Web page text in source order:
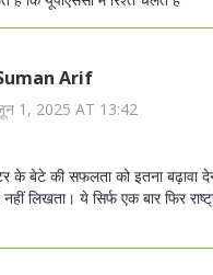
Arif
1, 2025 AT 13:42
के बेटे की सफलता को इतना बढ़ावा
लिखता। ये सिर्फ एक बार फिर